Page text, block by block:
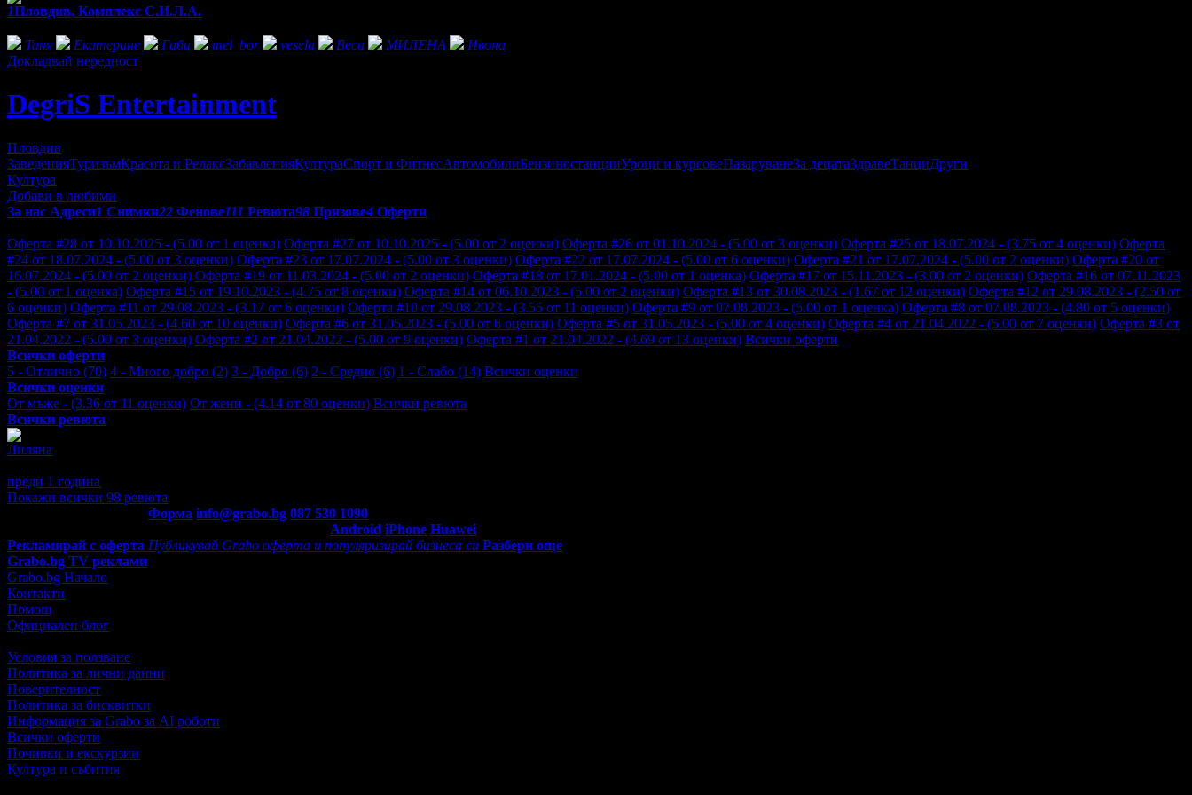
1Пловдив, Комплекс С.И.Л.А.
Таня
Екатерине Габи mel_bor vesela Веса МИЛЕНА
Ивона
Докладвай нередност
DegriS Entertainment
Пловдив
ЗаведенияТуризъмКрасота и РелаксЗабавленияКултураСпорт и ФитнесАвтомобилиБензиностанцииУроци и курсовеПазаруванеЗа децатаЗдравеТанциДруги
Култура
Добави в любими
За нас Адреси1 Снимки22 Фенове111 Ревюта98 Призове4 Оферти
Оферта #28 от 10.10.2025 - (5.00 от 1 оценка) Оферта #27 от 10.10.2025 - (5.00 от 2 оценки) Оферта #26 от 01.10.2024 - (5.00 от 3 оценки) Оферта #25 от 18.07.2024 - (3.75 от 4 оценки) Оферта
#24 от 18.07.2024 - (5.00 от 3 оценки) Оферта #23 от 17.07.2024 - (5.00 от 3 оценки) Оферта #22 от 17.07.2024 - (5.00 от 6 оценки) Оферта #21 от 17.07.2024 - (5.00 от 2 оценки) Оферта #20 от
16.07.2024 - (5.00 от 2 оценки) Оферта #19 от 11.03.2024 - (5.00 от 2 оценки) Оферта #18 от 17.01.2024 - (5.00 от 1 оценка) Оферта #17 от 15.11.2023 - (3.00 от 2 оценки) Оферта #16 от 07.11.2023
- (5.00 от 1 оценка) Оферта #15 от 19.10.2023 - (4.75 от 8 оценки) Оферта #14 от 06.10.2023 - (5.00 от 2 оценки) Оферта #13 от 30.08.2023 - (1.67 от 12 оценки) Оферта #12 от 29.08.2023 - (2.50 от
6 оценки) Оферта #11 от 29.08.2023 - (3.17 от 6 оценки) Оферта #10 от 29.08.2023 - (3.55 от 11 оценки) Оферта #9 от 07.08.2023 - (5.00 от 1 оценка) Оферта #8 от 07.08.2023 - (4.80 от 5 оценки)
Оферта #7 от 31.05.2023 - (4.60 от 10 оценки) Оферта #6 от 31.05.2023 - (5.00 от 6 оценки) Оферта #5 от 31.05.2023 - (5.00 от 4 оценки) Оферта #4 от 21.04.2022 - (5.00 от 7 оценки) Оферта #3 от
21.04.2022 - (5.00 от 3 оценки) Оферта #2 от 21.04.2022 - (5.00 от 9 оценки) Оферта #1 от 21.04.2022 - (4.69 от 13 оценки) Всички оферти
Всички оферти
5 - Отлично (70) 4 - Много добро (2) 3 - Добро (6) 2 - Средно (6) 1 - Слабо (14) Всички оценки
Всички оценки
От мъже - (3.36 от 11 оценки) От жени - (4.14 от 80 оценки) Всички ревюта
Всички ревюта
Лиляна
преди 1 година
Покажи всички 98 ревюта
Форма info@grabo.bg 087 530 1090
Android iPhone Huawei
Рекламирай с оферта Публикувай Grabo оферта и популяризирай бизнеса си Разбери още
Grabo.bg TV реклами
Grabo.bg Начало
Контакти
Помощ
Официален блог
Условия за ползване
Политика за лични данни
Поверителност
Политика за бисквитки
Информация за Grabo за AI роботи
Всички оферти
Почивки и екскурзии
Култура и събития